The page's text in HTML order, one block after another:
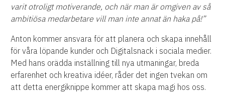
varit otroligt motiverande, och när man är omgiven av så
ambitiösa medarbetare vill man inte annat än haka på!”
Anton kommer ansvara för att planera och skapa innehåll
för våra löpande kunder och Digitalsnack i sociala medier.
Med hans orädda inställning till nya utmaningar, breda
erfarenhet och kreativa idéer, råder det ingen tvekan om
att detta energiknippe kommer att skapa magi hos oss.